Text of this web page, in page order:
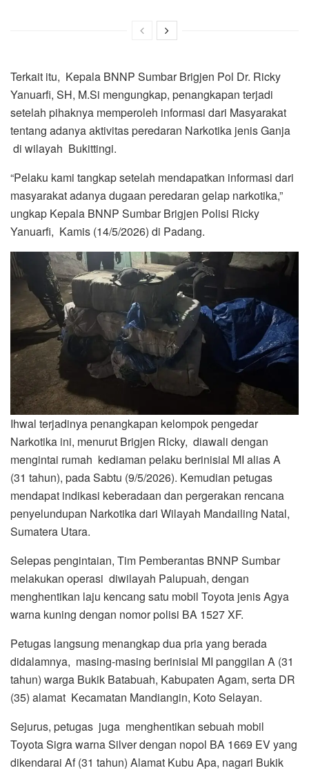
Terkait itu, Kepala BNNP Sumbar Brigjen Pol Dr. Ricky
Yanuarfi, SH, M.Si mengungkap, penangkapan terjadi
setelah pihaknya memperoleh informasi dari Masyarakat
tentang adanya aktivitas peredaran Narkotika jenis Ganja
di wilayah Bukittingi.
“Pelaku kami tangkap setelah mendapatkan informasi dari
masyarakat adanya dugaan peredaran gelap narkotika,”
ungkap Kepala BNNP Sumbar Brigjen Polisi Ricky
Yanuarfi, Kamis (14/5/2026) di Padang.
Ihwal terjadinya penangkapan kelompok pengedar
Narkotika ini, menurut Brigjen Ricky, diawali dengan
mengintai rumah kediaman pelaku berinisial MI alias A
(31 tahun), pada Sabtu (9/5/2026). Kemudian petugas
mendapat indikasi keberadaan dan pergerakan rencana
penyelundupan Narkotika dari Wilayah Mandailing Natal,
Sumatera Utara.
Selepas pengintaian, Tim Pemberantas BNNP Sumbar
melakukan operasi diwilayah Palupuah, dengan
menghentikan laju kencang satu mobil Toyota jenis Agya
warna kuning dengan nomor polisi BA 1527 XF.
Petugas langsung menangkap dua pria yang berada
didalamnya, masing-masing berinisial MI panggilan A (31
tahun) warga Bukik Batabuah, Kabupaten Agam, serta DR
(35) alamat Kecamatan Mandiangin, Koto Selayan.
Sejurus, petugas juga menghentikan sebuah mobil
Toyota Sigra warna Silver dengan nopol BA 1669 EV yang
dikendarai Af (31 tahun) Alamat Kubu Apa, nagari Bukik